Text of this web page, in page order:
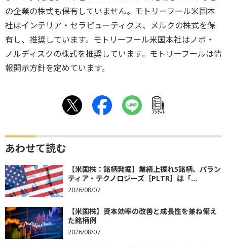
の企業の株式も保有していません。モトリーフール米国本
社はインテリア・セラピューティクス、メルクの株式を保
有し、推奨しています。モトリーフール米国本社はノボ・
ノルディスクの株式を推奨しています。モトリーフールは情
報開示方針を定めています。
ｱﾝｹｰﾄ
あわせて読む
【米国株：銘柄発掘】業績上振れ5銘柄、パラン
ティア・テクノロジーズ［PLTR］は「...
2026/08/07
【米国株】資本効率の改善と成長性を兼ね備え
た銘柄例
2026/08/07